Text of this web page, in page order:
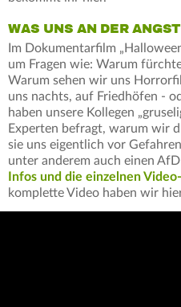
WAS UNS AN DER
Im Dokumentarfilm
um Fragen wie: Warum
Warum sehen wir uns
uns nachts, auf Friedhöfen -
haben unsere Kollegen
Experten befragt, warum wir
sie uns eigentlich vor
unter anderem auch einen
Infos und die einzelnen
komplette Video haben wir